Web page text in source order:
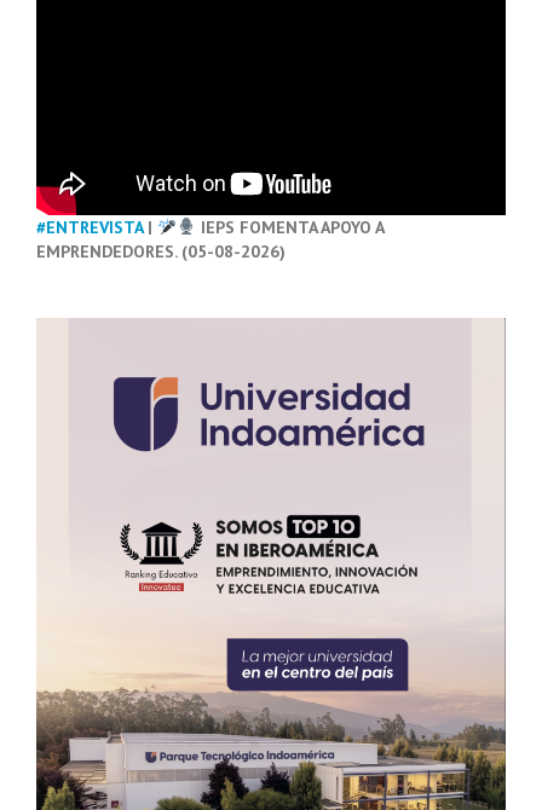
#ENTREVISTA|
IEPS FOMENTA APOYO A
EMPRENDEDORES. (05-08-2026)